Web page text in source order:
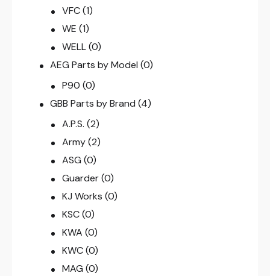
VFC (1)
WE (1)
WELL (0)
AEG Parts by Model (0)
P90 (0)
GBB Parts by Brand (4)
A.P.S. (2)
Army (2)
ASG (0)
Guarder (0)
KJ Works (0)
KSC (0)
KWA (0)
KWC (0)
MAG (0)